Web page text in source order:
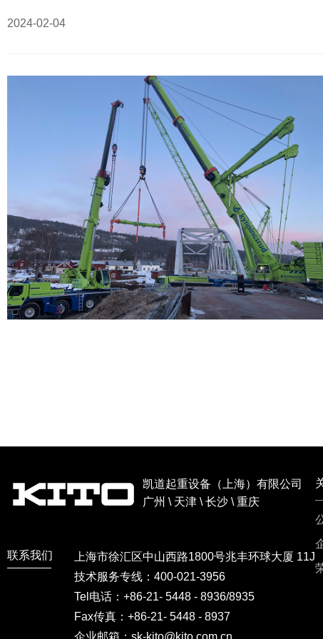
2024-02-04
凯道起重设备（上海）有限公司
广州 \ 天津 \ 长沙 \ 重庆
联系我们
上海市徐汇区中山西路1800号兆丰环球大厦 11J
技术服务专线：400-021-3956
Tel电话：+86-21- 5448 - 8936/8935
Fax传真：+86-21- 5448 - 8937